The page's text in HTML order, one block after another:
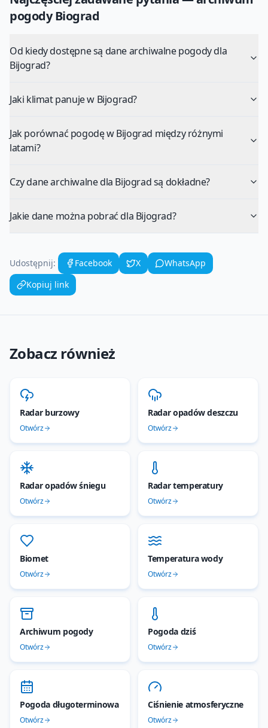
pogodyBiograd
Od kiedy dostępne są dane archiwalne pogody dla
Bijograd?
Jaki klimat panuje w Bijograd?
Jak porównać pogodę w Bijograd między różnymi
latami?
Czy dane archiwalne dla Bijograd są dokładne?
Jakie dane można pobrać dla Bijograd?
Udostępnij: Facebook X
WhatsApp
Kopiuj link
Zobacz również
Radar burzowy
Otwórz
Radar opadów deszczu
Otwórz
Radar opadów śniegu
Otwórz
Radar temperatury
Otwórz
Biomet
Otwórz
Temperatura wody
Otwórz
Archiwum pogody
Otwórz
Pogoda dziś
Otwórz
Pogoda długoterminowa
Otwórz
Ciśnienie atmosferyczne
Otwórz